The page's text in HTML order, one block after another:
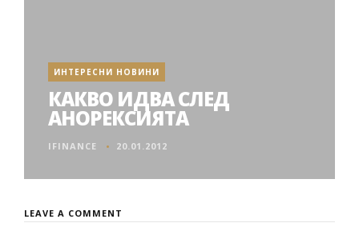
ИНТЕРЕСНИ НОВИНИ
КАКВО ИДВА СЛЕД
АНОРЕКСИЯТА
IFINANCE 20.01.2012
LEAVE A COMMENT